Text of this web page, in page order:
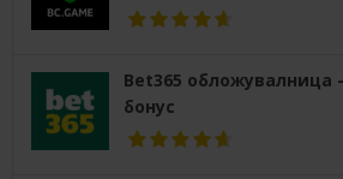
Bet365 обложувалница
бонус